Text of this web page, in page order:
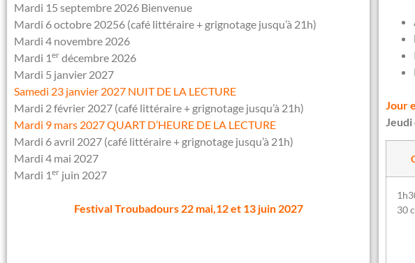
Mardi 15 septembre 2026 Bienvenue
Mardi 6 octobre 20256 (café littéraire + grignotage jusqu’à 21h)
Mardi 4 novembre 2026
Mardi 1er décembre 2026
Mardi 5 janvier 2027
Samedi 23 janvier 2027 NUIT DE LA LECTURE
Mardi 2 février 2027 (café littéraire + grignotage jusqu’à 21h)
Mardi 9 mars 2027 QUART D’HEURE DE LA LECTURE
Mardi 6 avril 2027 (café littéraire + grignotage jusqu’à 21h)
Mardi 4 mai 2027
Mardi 1er juin 2027
Festival Troubadours 22 mai,12 et 13 juin 2027
Jour
30